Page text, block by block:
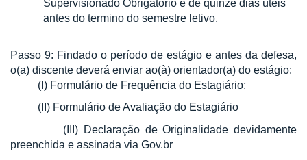
Supervisionado Obrigatório é de quinze dias úteis
antes do termino do semestre letivo.
Passo 9: Findado o período de estágio e antes da defesa,
o(a) discente deverá enviar ao(à) orientador(a) do estágio:
(I) Formulário de Frequência do Estagiário;
(II) Formulário de Avaliação do Estagiário
(III) Declaração de Originalidade devidamente
preenchida e assinada via Gov.br